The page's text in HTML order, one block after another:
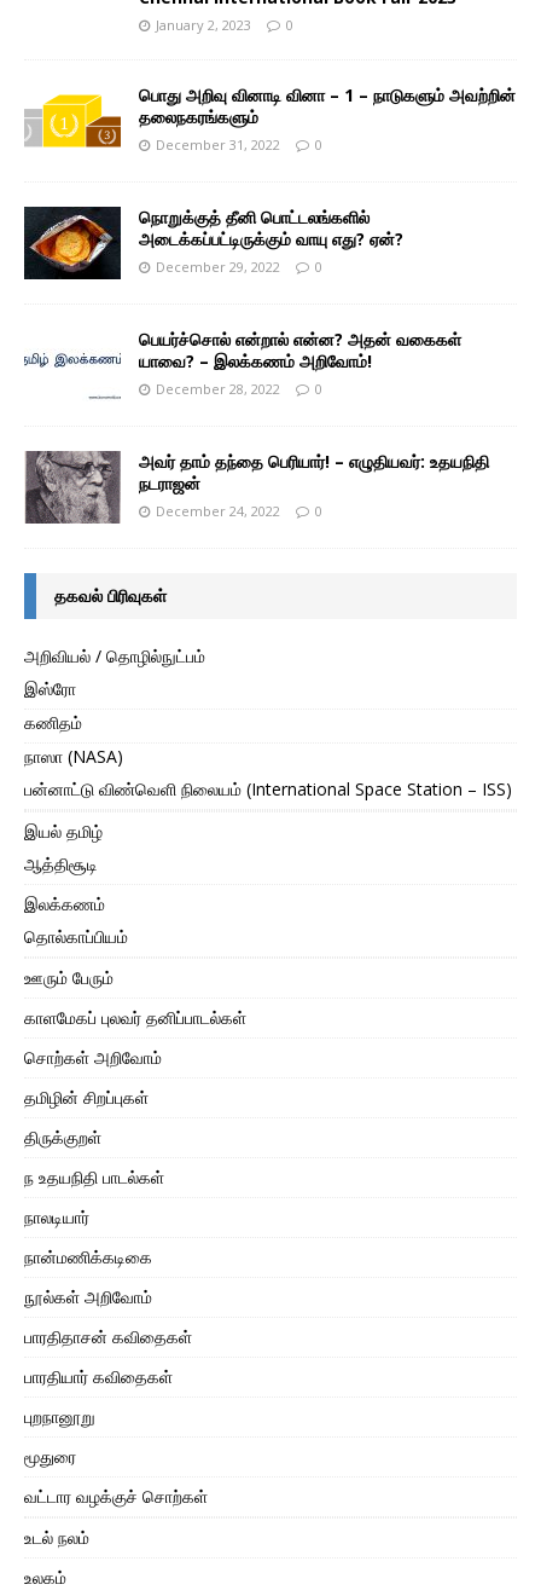
January 2, 2023 0
பொது அறிவு வினாடி வினா – 1 – நாடுகளும் அவற்றின்
தலைநகரங்களும்
December 31, 2022 0
நொறுக்குத் தீனி பொட்டலங்களில்
அடைக்கப்பட்டிருக்கும் வாயு எது? ஏன்?
December 29, 2022 0
பெயர்ச்சொல் என்றால் என்ன? அதன் வகைகள்
யாவை? – இலக்கணம் அறிவோம்!
December 28, 2022 0
அவர் தாம் தந்தை பெரியார்! – எழுதியவர்: உதயநிதி
நடராஜன்
December 24, 2022 0
தகவல் பிரிவுகள்
அறிவியல் / தொழில்நுட்பம்
இஸ்ரோ
கணிதம்
நாஸா (NASA)
பன்னாட்டு விண்வெளி நிலையம் (International Space Station – ISS)
இயல் தமிழ்
ஆத்திசூடி
இலக்கணம்
தொல்காப்பியம்
ஊரும் பேரும்
காளமேகப் புலவர் தனிப்பாடல்கள்
சொற்கள் அறிவோம்
தமிழின் சிறப்புகள்
திருக்குறள்
ந உதயநிதி பாடல்கள்
நாலடியார்
நான்மணிக்கடிகை
நூல்கள் அறிவோம்
பாரதிதாசன் கவிதைகள்
பாரதியார் கவிதைகள்
புறநானூறு
மூதுரை
வட்டார வழக்குச் சொற்கள்
உடல் நலம்
உலகம்